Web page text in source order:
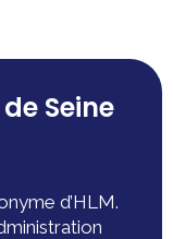
Seine
d’HLM.